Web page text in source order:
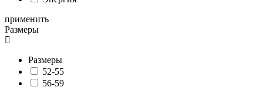
применить
Размеры
Размеры
52-55
56-59